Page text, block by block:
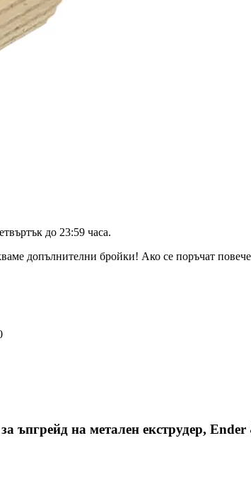
до 23:59 часа.
допълнителни бройки! Ако се поръчат
ъпгрейд на метален екструдер,